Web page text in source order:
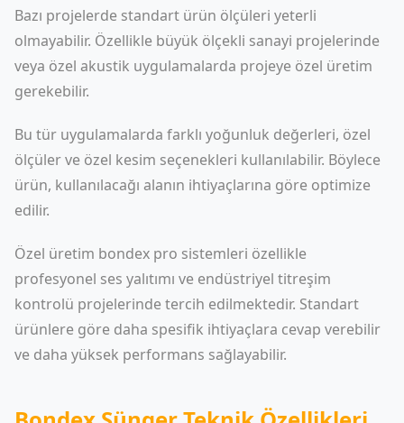
Bazı projelerde standart ürün ölçüleri yeterli
olmayabilir. Özellikle büyük ölçekli sanayi projelerinde
veya özel akustik uygulamalarda projeye özel üretim
gerekebilir.
Bu tür uygulamalarda farklı yoğunluk değerleri, özel
ölçüler ve özel kesim seçenekleri kullanılabilir. Böylece
ürün, kullanılacağı alanın ihtiyaçlarına göre optimize
edilir.
Özel üretim bondex pro sistemleri özellikle
profesyonel ses yalıtımı ve endüstriyel titreşim
kontrolü projelerinde tercih edilmektedir. Standart
ürünlere göre daha spesifik ihtiyaçlara cevap verebilir
ve daha yüksek performans sağlayabilir.